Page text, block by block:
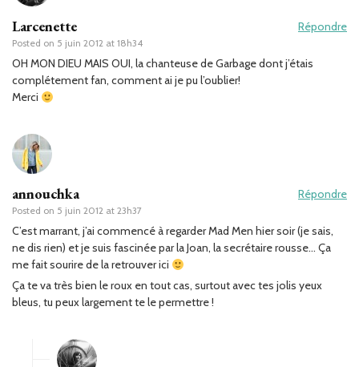
Larcenette
Posted on 5 juin 2012 at 18h34
Répondre
OH MON DIEU MAIS OUI, la chanteuse de Garbage dont j’étais
complétement fan, comment ai je pu l’oublier!
Merci
annouchka
Posted on 5 juin 2012 at 23h37
Répondre
C’est marrant, j’ai commencé à regarder Mad Men hier soir (je sais,
ne dis rien) et je suis fascinée par la Joan, la secrétaire rousse… Ça
me fait sourire de la retrouver ici
Ça te va très bien le roux en tout cas, surtout avec tes jolis yeux
bleus, tu peux largement te le permettre !